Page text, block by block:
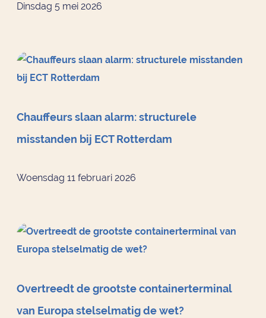
Dinsdag 5 mei 2026
Chauffeurs slaan alarm: structurele
misstanden bij ECT Rotterdam
Woensdag 11 februari 2026
Overtreedt de grootste containerterminal
van Europa stelselmatig de wet?